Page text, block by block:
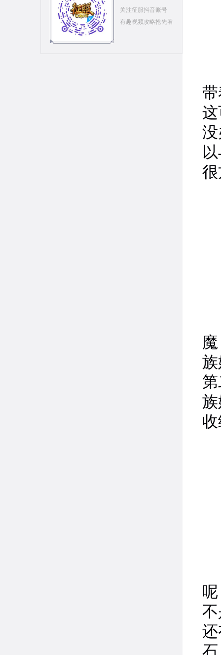
关注征服抖音账号
有趣视频攻略抢先看